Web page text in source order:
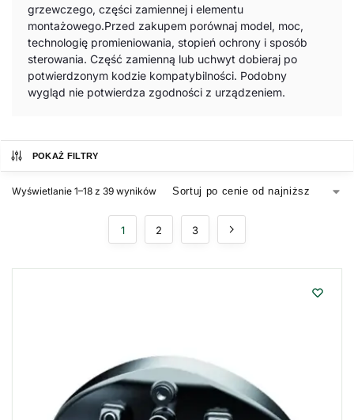
grzewczego, części zamiennej i elementu
montażowego.Przed zakupem porównaj model, moc,
technologię promieniowania, stopień ochrony i sposób
sterowania. Część zamienną lub uchwyt dobieraj po
potwierdzonym kodzie kompatybilności. Podobny
wygląd nie potwierdza zgodności z urządzeniem.
POKAŻ FILTRY
Wyświetlanie 1–18 z 39 wyników
1 2 3